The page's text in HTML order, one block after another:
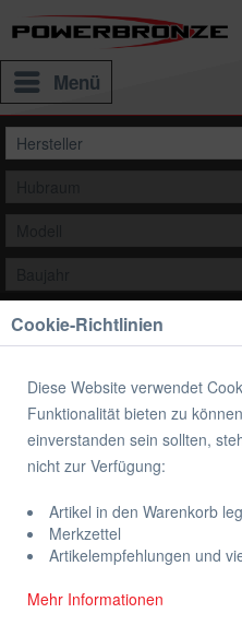
Menü
Auswählen
Übersicht Yamaha
original Yamaha
PULG, TAPER SCREW
Cookie-Richtlinien
Diese Website verwendet
Funktionalität bieten zu
einverstanden sein sollten,
nicht zur Verfügung:
Artikel in den Warenkorb
Merkzettel
Artikelempfehlungen und
Mehr Informationen